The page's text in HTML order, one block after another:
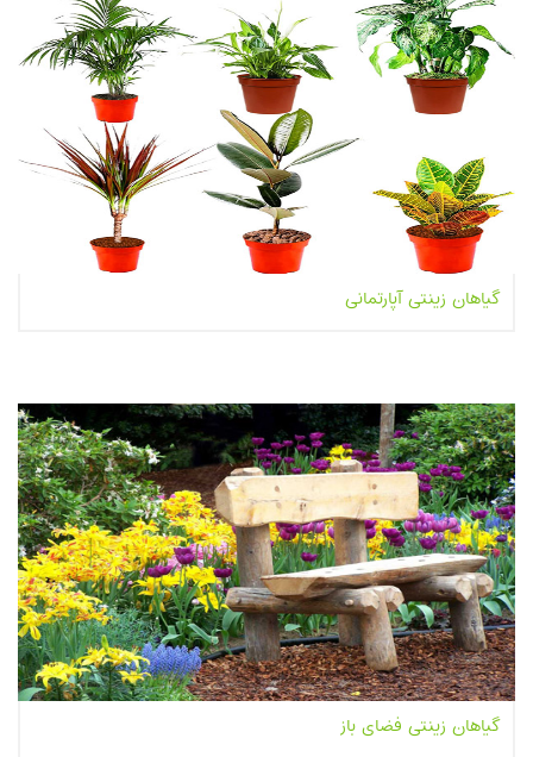
گیاهان زینتی آپارتمانی
گیاهان زینتی فضای باز